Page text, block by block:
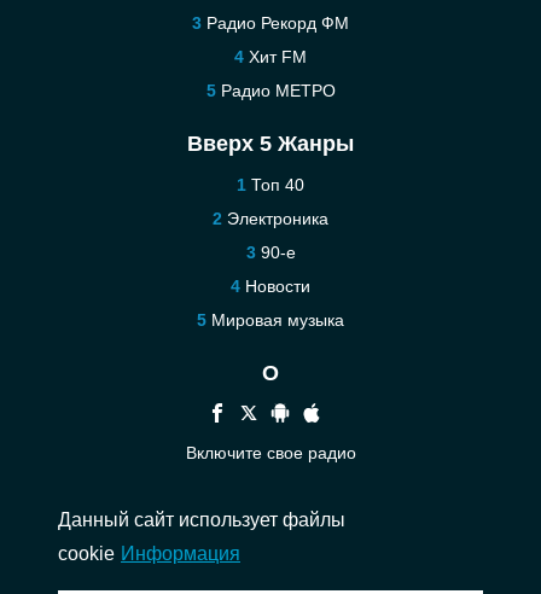
Радио Рекорд ФМ
Хит FM
Радио МЕТРО
Вверх 5 Жанры
Топ 40
Электроника
90-е
Новости
Мировая музыка
О
Включите свое радио
Связаться
Данный сайт использует файлы
cookie Информация